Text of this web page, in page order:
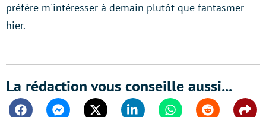
préfère m'intéresser à demain plutôt que fantasmer
hier.
La rédaction vous conseille aussi...